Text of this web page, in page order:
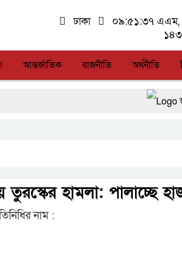
ঢাকা ০৯:৫১:৩৭ এএম
আন্তর্জাতিক রাজনীতি অর্থনীতি
আত-
তুরস্কের হামলা: পালাচ্ছে
নাম :